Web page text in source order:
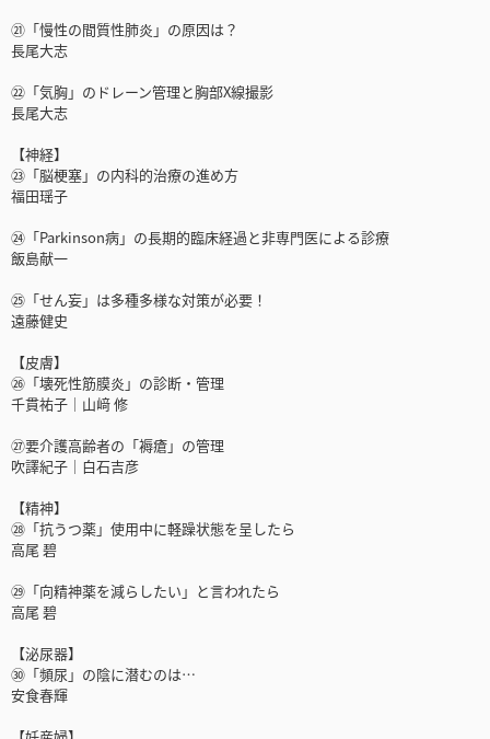
㉑「慢性の間質性肺炎」の原因は？
長尾大志
㉒「気胸」のドレーン管理と胸部X線撮影
長尾大志
【神経】
㉓「脳梗塞」の内科的治療の進め方
福田瑶子
㉔「Parkinson病」の長期的臨床経過と非専門医による診療
飯島献一
㉕「せん妄」は多種多様な対策が必要！
遠藤健史
【皮膚】
㉖「壊死性筋膜炎」の診断・管理
千貫祐子｜山﨑 修
㉗要介護高齢者の「褥瘡」の管理
吹譯紀子｜白石吉彦
【精神】
㉘「抗うつ薬」使用中に軽躁状態を呈したら
高尾 碧
㉙「向精神薬を減らしたい」と言われたら
高尾 碧
【泌尿器】
㉚「頻尿」の陰に潜むのは…
安食春輝